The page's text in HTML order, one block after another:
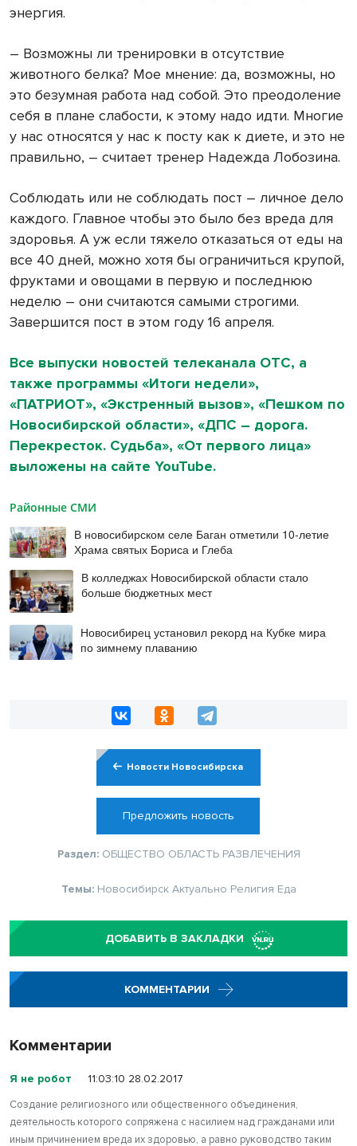
энергия.
– Возможны ли тренировки в отсутствие
животного белка? Мое мнение: да, возможны, но
это безумная работа над собой. Это преодоление
себя в плане слабости, к этому надо идти. Многие
у нас относятся у нас к посту как к диете, и это не
правильно, – считает тренер Надежда Лобозина.
Соблюдать или не соблюдать пост – личное дело
каждого. Главное чтобы это было без вреда для
здоровья. А уж если тяжело отказаться от еды на
все 40 дней, можно хотя бы ограничиться крупой,
фруктами и овощами в первую и последнюю
неделю – они считаются самыми строгими.
Завершится пост в этом году 16 апреля.
Все выпуски новостей телеканала ОТС, а
также программы «Итоги недели»,
«ПАТРИОТ», «Экстренный вызов», «Пешком по
Новосибирской области», «ДПС – дорога.
Перекресток. Судьба», «От первого лица»
выложены на сайте YouTube.
Районные СМИ
В новосибирском селе Баган отметили 10-летие
Храма святых Бориса и Глеба
В колледжах Новосибирской области стало
больше бюджетных мест
Новосибирец установил рекорд на Кубке мира
по зимнему плаванию
Новости Новосибирска
Предложить новость
Раздел: ОБЩЕСТВО ОБЛАСТЬ РАЗВЛЕЧЕНИЯ
Темы: Новосибирск Актуально Религия Еда
ДОБАВИТЬ В ЗАКЛАДКИ
КОММЕНТАРИИ
Комментарии
Я не робот 11:03:10 28.02.2017
Создание религиозного или общественного объединения,
деятельность которого сопряжена с насилием над гражданами или
иным причинением вреда их здоровью, а равно руководство таким